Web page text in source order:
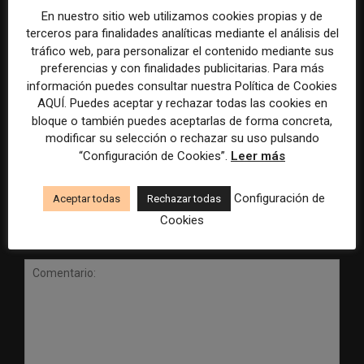
Radio Televisión Madrid
establece un sistema de
control para el uso de la
inteligencia artificial
ADEPA crea un premio
especial para la mejor
cobertura periodística del
Mundial 2026
En nuestro sitio web utilizamos cookies propias y de
terceros para finalidades analíticas mediante el análisis del
tráfico web, para personalizar el contenido mediante sus
preferencias y con finalidades publicitarias. Para más
información puedes consultar nuestra Política de Cookies
AQUÍ. Puedes aceptar y rechazar todas las cookies en
bloque o también puedes aceptarlas de forma concreta,
modificar su selección o rechazar su uso pulsando
“Configuración de Cookies”. Leer más
Aceptar todas Rechazar todas
Configuración de
Cookies